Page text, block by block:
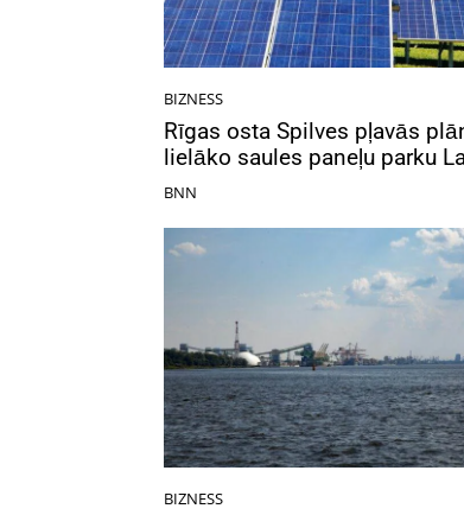
BIZNESS
Rīgas osta Spilves pļavās
lielāko saules paneļu parku
BNN
BIZNESS